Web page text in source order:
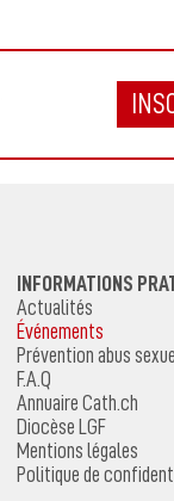
INFORMATIONS
Actualités
Événements
Prévention abus
F.A.Q
Annuaire Cath.ch
Diocèse LGF
Mentions légales
Politique de